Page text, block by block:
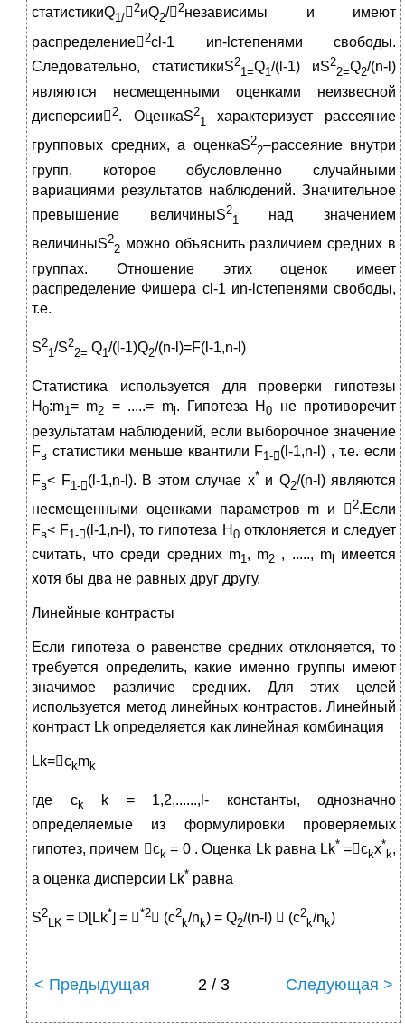
статистикиQ1/2иQ2/2независимы и имеют
распределение 2сl-1 иn-lстепенями свободы.
Следовательно, статистикиS2
1=Q1 /(l-1) иS2
2=Q2/(n-l)
являются несмещенными оценками неизвесной
дисперсии 2. ОценкаS2
1характеризует рассеяние
групповых средних, а оценкаS2
2–рассеяние внутри
групп, которое обусловленно случайными
вариациями результатов наблюдений. Значительное
превышение величиныS2
1 над значением
величиныS2
2 можно объяснить различием средних в
группах. Отношение этих оценок имеет
распределение Фишера сl-1 иn-lстепенями свободы,
т.е.
S2
1/S2
2= Q1/(l-1)Q2/(n-l)=F(l-1,n-l)
Статистика используется для проверки гипотезы
H 0:m1= m2 = .....= ml . Гипотеза H0 не противоречит
результатам наблюдений, если выборочное значение
Fв статистики меньше квантили F1-(l-1,n-l) , т.е. если
Fв< F1-(l-1,n-l). В этом случае x* и Q2/(n-l) являются
несмещенными оценками параметров m и 2.Если
Fв< F1- (l-1,n-l), то гипотеза H 0отклоняется и следует
считать, что среди средних m1 , m2 , ....., ml
имеется
хотя бы два не равных друг другу.
Линейные контрасты
Если гипотеза о равенстве средних отклоняется, то
требуется определить, какие именно группы имеют
значимое различие средних. Для этих целей
используется метод линейных контрастов. Линейный
контраст Lk определяется как линейная комбинация
Lk=ckmk
где ck
k = 1,2,......,l- константы, однозначно
определяемые из формулировки проверяемых
гипотез, причем ck = 0 . Оценка Lk равна Lk* =ckx*
k,
а оценка дисперсии Lk* равна
S2
LK = D[Lk* ] = *2 (c2
k/nk) = Q2/(n-l)  (c2
k/nk)
< Предыдущая 2 / 3 Следующая >